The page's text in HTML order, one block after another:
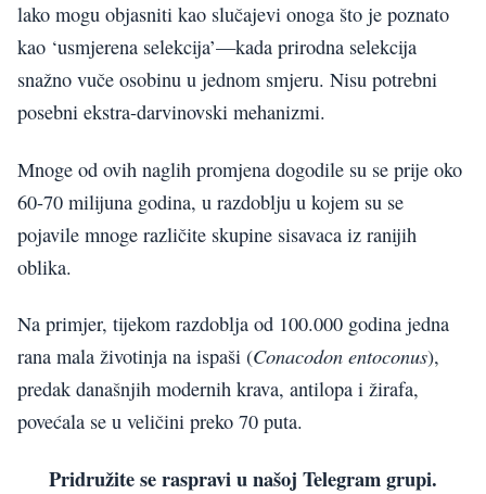
lako mogu objasniti kao slučajevi onoga što je poznato
kao ‘usmjerena selekcija’—kada prirodna selekcija
snažno vuče osobinu u jednom smjeru. Nisu potrebni
posebni ekstra-darvinovski mehanizmi.
Mnoge od ovih naglih promjena dogodile su se prije oko
60-70 milijuna godina, u razdoblju u kojem su se
pojavile mnoge različite skupine sisavaca iz ranijih
oblika.
Na primjer, tijekom razdoblja od 100.000 godina jedna
rana mala životinja na ispaši (Conacodon entoconus),
predak današnjih modernih krava, antilopa i žirafa,
povećala se u veličini preko 70 puta.
Pridružite se raspravi u našoj Telegram grupi.